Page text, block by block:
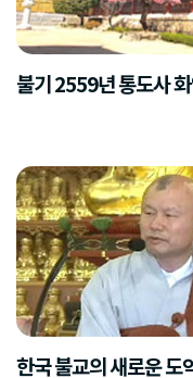
불기 2559년 통도사
한국 불교의 새로운 도